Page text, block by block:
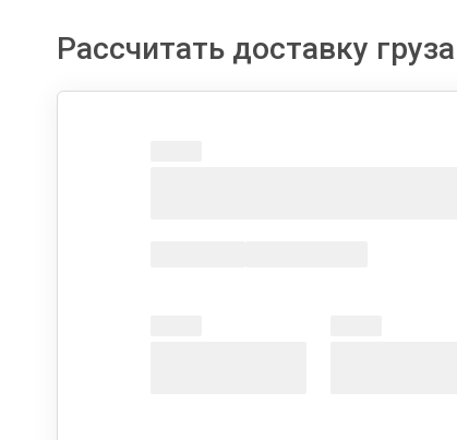
Рассчитать доставку груза